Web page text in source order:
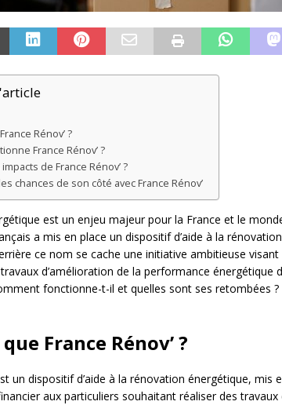
Rénov’ ?
France Rénov’ ?
de France Rénov’ ?
chances de son côté avec France Rénov’
est un enjeu majeur pour la France et le
a mis en place un dispositif d’aide à la
ce nom se cache une initiative ambitieuse
d’amélioration de la performance énergétique
fonctionne-t-il et quelles sont ses retombées ?
France Rénov’ ?
un dispositif d’aide à la rénovation énergétique, mis
aux particuliers souhaitant réaliser des